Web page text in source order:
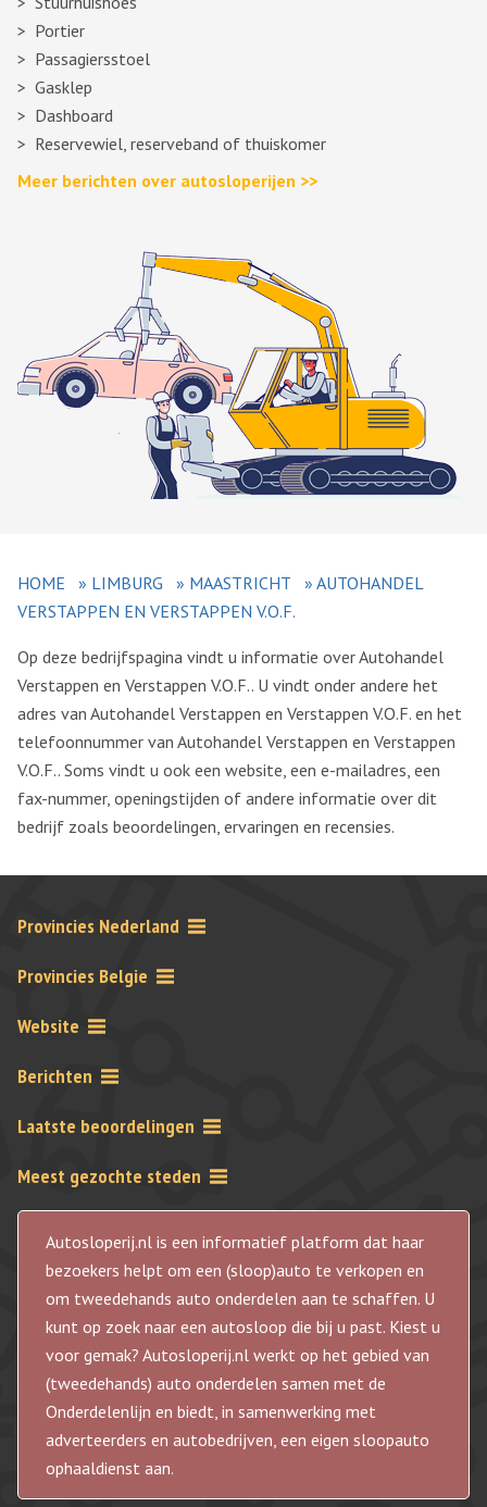
Portier
Passagiersstoel
Gasklep
Dashboard
Reservewiel, reserveband of thuiskomer
Meer berichten over autosloperijen >>
HOME » LIMBURG » MAASTRICHT » AUTOHANDEL
VERSTAPPEN EN VERSTAPPEN V.O.F.
Op deze bedrijfspagina vindt u informatie over Autohandel
Verstappen en Verstappen V.O.F.. U vindt onder andere het
adres van Autohandel Verstappen en Verstappen V.O.F. en het
telefoonnummer van Autohandel Verstappen en Verstappen
V.O.F.. Soms vindt u ook een website, een e-mailadres, een
fax-nummer, openingstijden of andere informatie over dit
bedrijf zoals beoordelingen, ervaringen en recensies.
Provincies Nederland
Provincies Belgie
Website
Berichten
Laatste beoordelingen
Meest gezochte steden
Autosloperij.nl is een informatief platform dat haar
bezoekers helpt om een (sloop)auto te verkopen en
om tweedehands auto onderdelen aan te schaffen. U
kunt op zoek naar een autosloop die bij u past. Kiest u
voor gemak? Autosloperij.nl werkt op het gebied van
(tweedehands) auto onderdelen samen met de
Onderdelenlijn en biedt, in samenwerking met
adverteerders en autobedrijven, een eigen sloopauto
ophaaldienst aan.